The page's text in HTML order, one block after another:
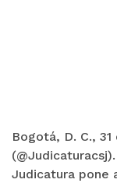
Bogotá, D. C.,
Judicatura pone